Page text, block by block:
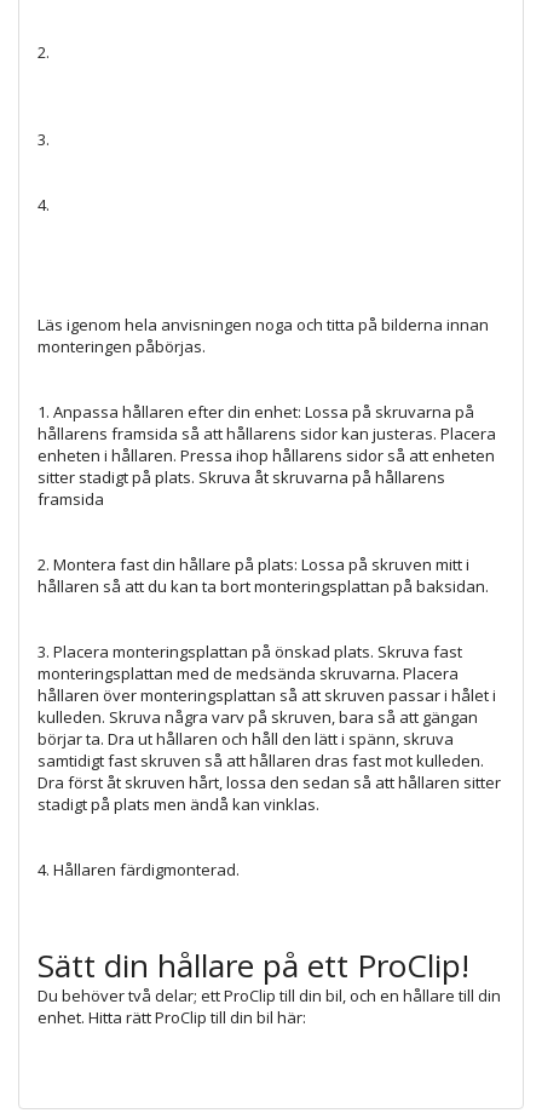
2.
3.
4.
Läs igenom hela anvisningen noga och titta på bilderna innan
monteringen påbörjas.
1. Anpassa hållaren efter din enhet: Lossa på skruvarna på
hållarens framsida så att hållarens sidor kan justeras. Placera
enheten i hållaren. Pressa ihop hållarens sidor så att enheten
sitter stadigt på plats. Skruva åt skruvarna på hållarens
framsida
2. Montera fast din hållare på plats: Lossa på skruven mitt i
hållaren så att du kan ta bort monteringsplattan på baksidan.
3. Placera monteringsplattan på önskad plats. Skruva fast
monteringsplattan med de medsända skruvarna. Placera
hållaren över monteringsplattan så att skruven passar i hålet i
kulleden. Skruva några varv på skruven, bara så att gängan
börjar ta. Dra ut hållaren och håll den lätt i spänn, skruva
samtidigt fast skruven så att hållaren dras fast mot kulleden.
Dra först åt skruven hårt, lossa den sedan så att hållaren sitter
stadigt på plats men ändå kan vinklas.
4. Hållaren färdigmonterad.
Sätt din hållare på ett ProClip!
Du behöver två delar; ett ProClip till din bil, och en hållare till din
enhet. Hitta rätt ProClip till din bil här: